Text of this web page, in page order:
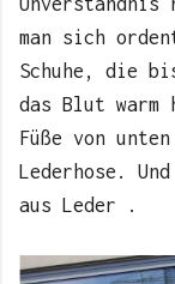
man sich
Schuhe, die
das Blut warm
Füße von
Lederhose.
aus Leder .